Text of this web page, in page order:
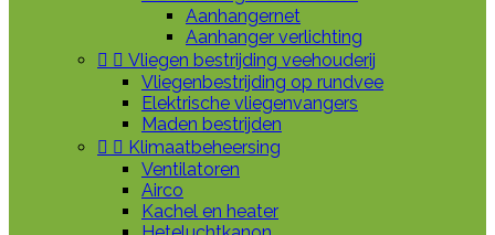
Aanhangernet
Aanhanger verlichting
  Vliegen bestrijding veehouderij
Vliegenbestrijding op rundvee
Elektrische vliegenvangers
Maden bestrijden
  Klimaatbeheersing
Ventilatoren
Airco
Kachel en heater